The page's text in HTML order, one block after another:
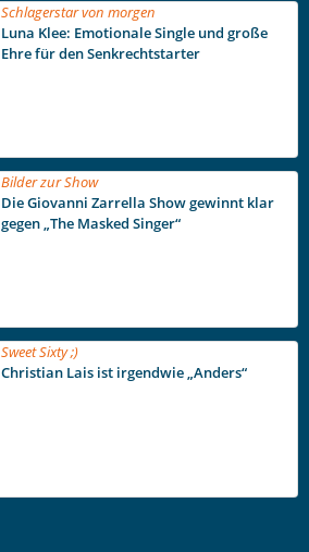
Schlagerstar von morgen
Luna Klee: Emotionale Single und große
Ehre für den Senkrechtstarter
Bilder zur Show
Die Giovanni Zarrella Show gewinnt klar
gegen „The Masked Singer“
Sweet Sixty ;)
Christian Lais ist irgendwie „Anders“